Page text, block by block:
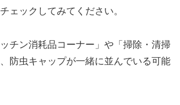
ェックしてみてください。
チン消耗品コーナー」や「掃除・清掃
防虫キャップが一緒に並んでいる可能